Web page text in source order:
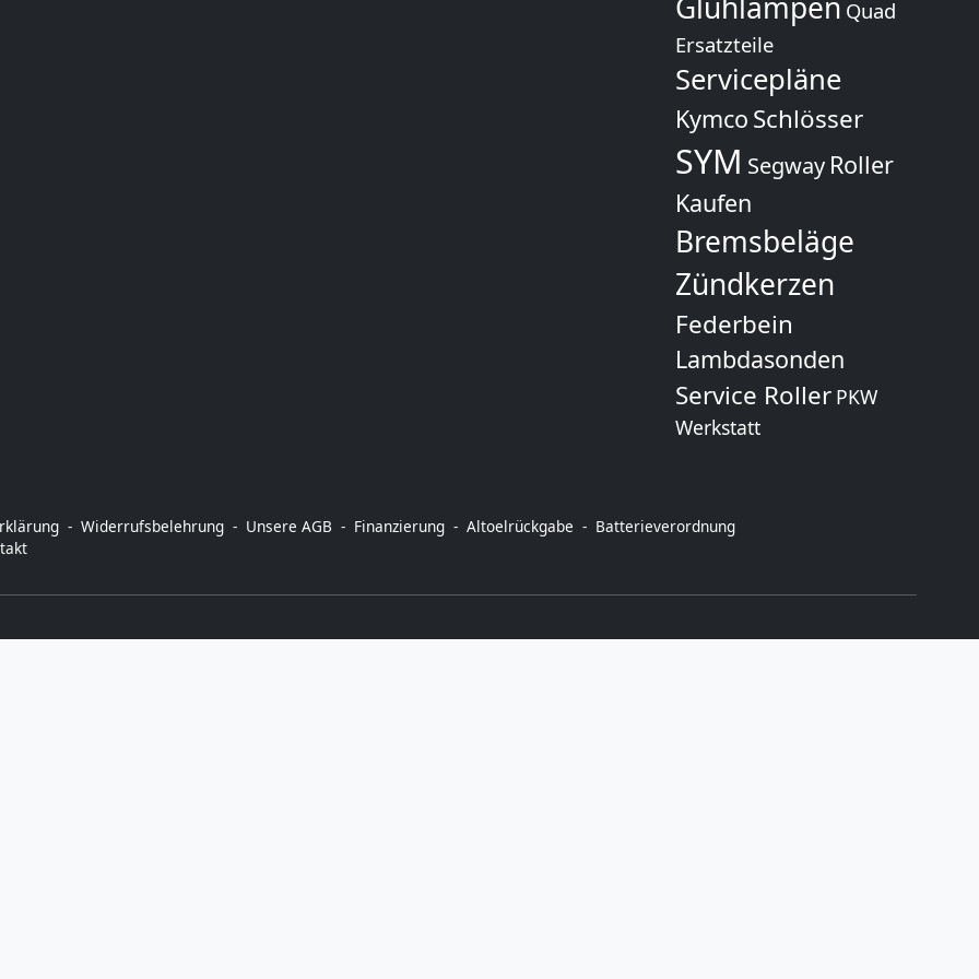
Quad
Ersatzteile
Servicepläne
Kymco Schlösser
SYM Segway Roller
Kaufen
Bremsbeläge
Zündkerzen
Federbein
Lambdasonden
Service Roller PKW
Werkstatt
Widerrufsbelehrung Unsere AGB Finanzierung Altoelrückgabe
Batterieverordnung